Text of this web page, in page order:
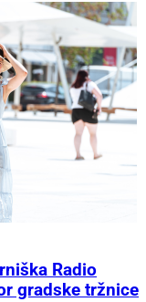
Radio
gradske tržnice